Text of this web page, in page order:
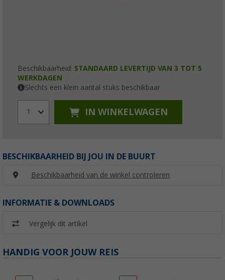
Beschikbaarheid: STANDAARD LEVERTIJD VAN 3 TOT 5
WERKDAGEN
Slechts een klein aantal stuks beschikbaar
1 IN WINKELWAGEN
BESCHIKBAARHEID BIJ JOU IN DE BUURT
Beschikbaarheid van de winkel controleren
INFORMATIE & DOWNLOADS
Vergelijk dit artikel
HANDIG VOOR JOUW REIS